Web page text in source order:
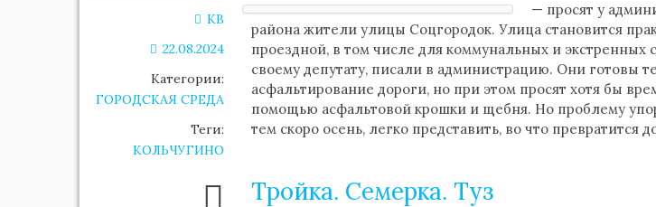
KB
22.08.2024
Категории:
ГОРОДСКАЯ СРЕДА
Теги:
КОЛЬЧУГИНО
— просят у
района жители улицы Соцгородок. Улица становится
проездной, в том числе для коммунальных и
своему депутату, писали в администрацию. Они готовы
асфальтирование дороги, но при этом просят хотя бы
помощью асфальтовой крошки и щебня. Но проблему
тем скоро осень, легко представить, во что превратится
Тройка. Семерка. Туз